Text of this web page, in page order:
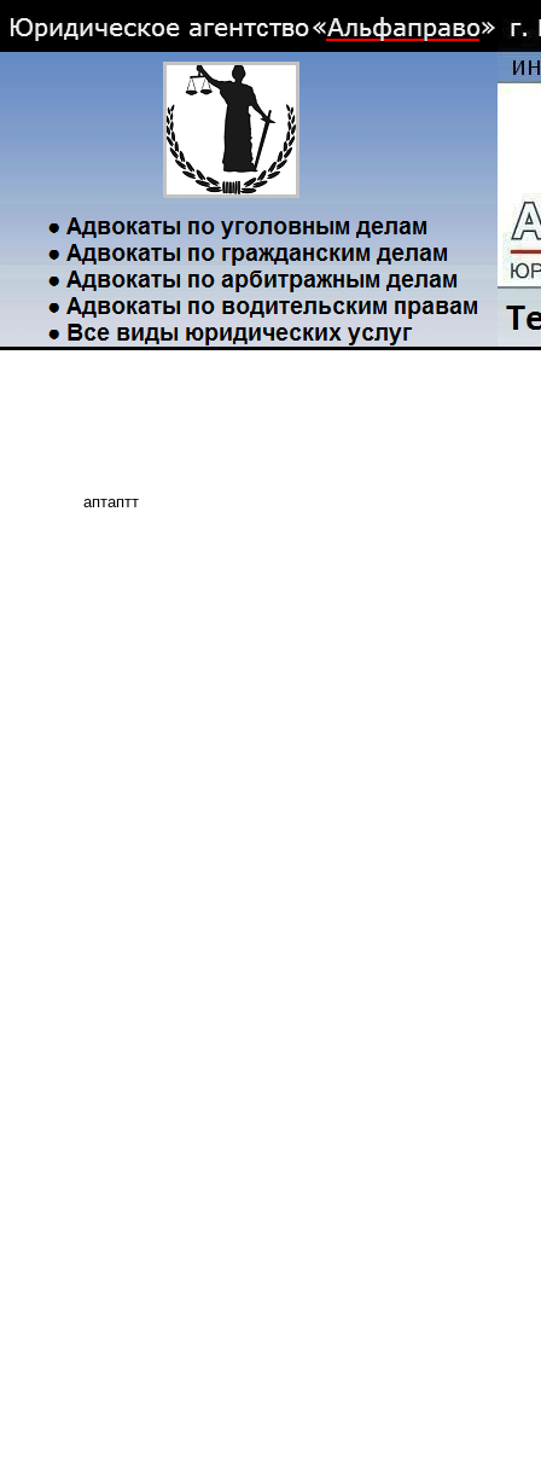
аптаптт